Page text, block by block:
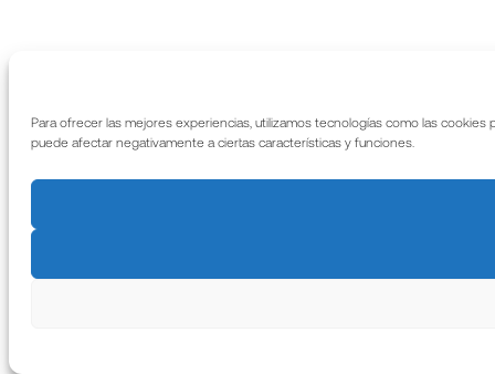
Para ofrecer las mejores experiencias, utilizamos tecnologías como las
puede afectar negativamente a ciertas características y funciones.